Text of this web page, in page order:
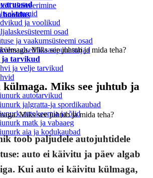
ja voolikud
osad
ja vaakumsüsteemi osad
klaasipuhastajad
ja tarvikud
ja velje tarvikud
autotarvikud
jalgratta-ja spordikaubad
autokeemia ja õlid
matk ja vabaaeg
aia ja kodukaubad
aktiveerimine
hooldus
Miks see juhtub ja mida teha?
Miks see juhtub ja
toob paljudele autojuhtidele
auto ei käivitu ja päev algab
Kui auto ei käivitu külmaga,